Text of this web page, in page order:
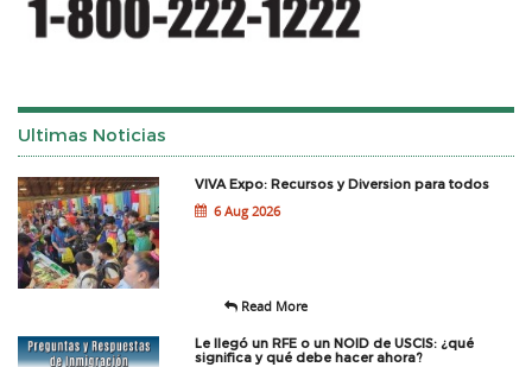
Ultimas Noticias
VIVA Expo: Recursos y Diversion para todos
6 Aug 2026
Read More
Le llegó un RFE o un NOID de USCIS: ¿qué
significa y qué debe hacer ahora?